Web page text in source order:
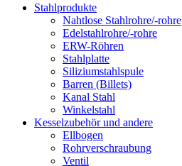
Stahlprodukte
Nahtlose Stahlrohre/-rohre
Edelstahlrohre/-rohre
ERW-Röhren
Stahlplatte
Siliziumstahlspule
Barren (Billets)
Kanal Stahl
Winkelstahl
Kesselzubehör und andere
Ellbogen
Rohrverschraubung
Ventil